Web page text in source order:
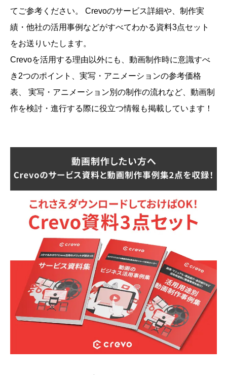
てご参考ください。
Crevoのサービス詳細や、制作実
績・他社の活用事例などがすべてわかる資料3点セット
をお送りいたします。
Crevoを活用する理由以外にも、動画制作時に意識すべ
き2つのポイント、実写・アニメーションの参考価格
表、
実写・アニメーション別の制作の流れなど、動画制
作を検討・進行する際に役立つ情報も掲載しています！